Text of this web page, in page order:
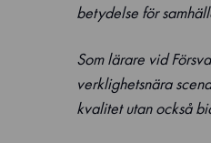
betydelse för
Som lärare vid
verklighetsnära
kvalitet utan också